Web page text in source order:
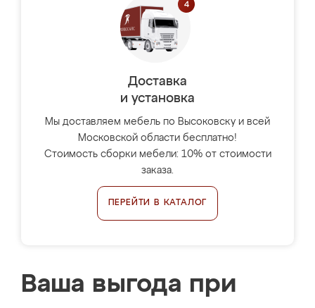
Доставка
и установка
Мы доставляем мебель по Высоковску и всей
Московской области бесплатно!
Стоимость сборки мебели: 10% от стоимости
заказа.
ПЕРЕЙТИ В КАТАЛОГ
Ваша выгода при